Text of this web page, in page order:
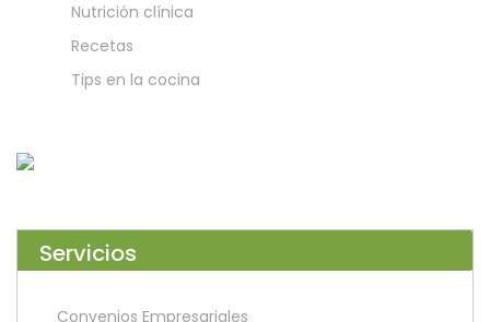
Nutrición clínica
Recetas
Tips en la cocina
Servicios
Convenios Empresariales